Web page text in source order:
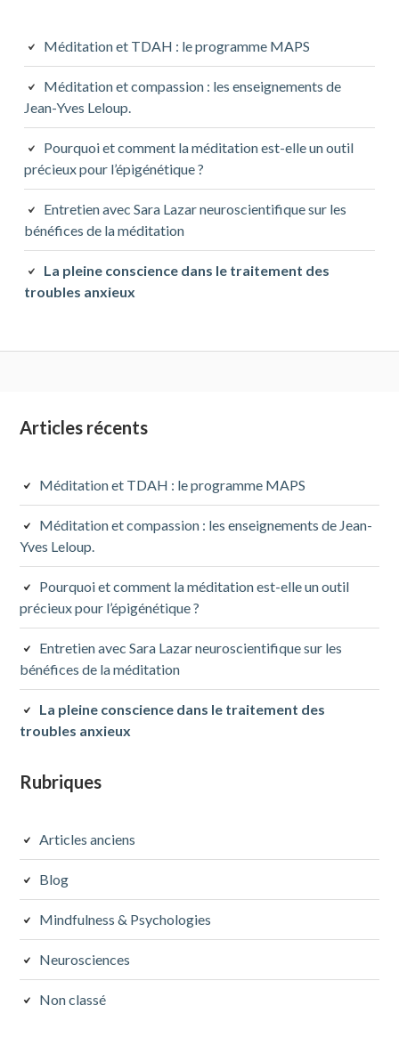
Méditation et TDAH : le programme MAPS
Méditation et compassion : les enseignements de
Jean-Yves Leloup.
Pourquoi et comment la méditation est-elle un outil
précieux pour l’épigénétique ?
Entretien avec Sara Lazar neuroscientifique sur les
bénéfices de la méditation
La pleine conscience dans le traitement des
troubles anxieux
Colonne
subsidiaire
Articles récents
Méditation et TDAH : le programme MAPS
Méditation et compassion : les enseignements de Jean-
Yves Leloup.
Pourquoi et comment la méditation est-elle un outil
précieux pour l’épigénétique ?
Entretien avec Sara Lazar neuroscientifique sur les
bénéfices de la méditation
La pleine conscience dans le traitement des
troubles anxieux
Rubriques
Articles anciens
Blog
Mindfulness & Psychologies
Neurosciences
Non classé